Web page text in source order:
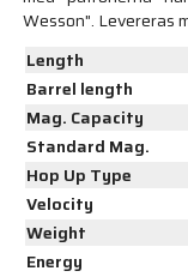
Wesson". Levereras
Length
Barrel length
Mag. Capacity
Standard Mag.
Hop Up Type
Velocity
Weight
Energy